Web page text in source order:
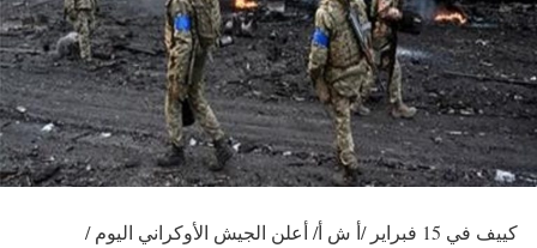
كييف في 15 فبراير /أ ش أ/ أعلن الجيش الأوكراني اليوم /